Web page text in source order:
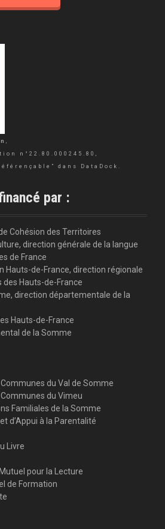
,
n°22.80.000245.80,
dans DataDock.
par :
Cohésion des Territoires
direction générale de la langue
de France
Hauts-de-France, direction régionale
Hauts-de-France
direction départementale de la
Hauts-de-France
de la Somme
du Val de Somme
du Vimeu
Familiales de la Somme
d’Appui à la Parentalité
Livre
pour la Lecture
de Formation